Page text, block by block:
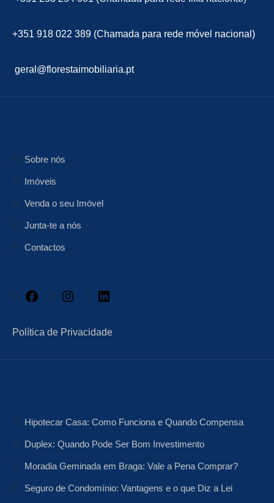
+351 918 022 389 (Chamada para rede móvel nacional)
geral@florestaimobiliaria.pt
Sobre nós
Imóveis
Venda o seu Imóvel
Junta-te a nós
Contactos
Facebook Instagram
Política de Privacidade
Hipotecar Casa: Como Funciona e Quando Compensa
Duplex: Quando Pode Ser Bom Investimento
Moradia Geminada em Braga: Vale a Pena Comprar?
Seguro de Condomínio: Vantagens e o que Diz a Lei